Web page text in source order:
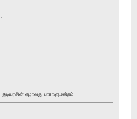
ஏழாவது பாராளுமன்றம்